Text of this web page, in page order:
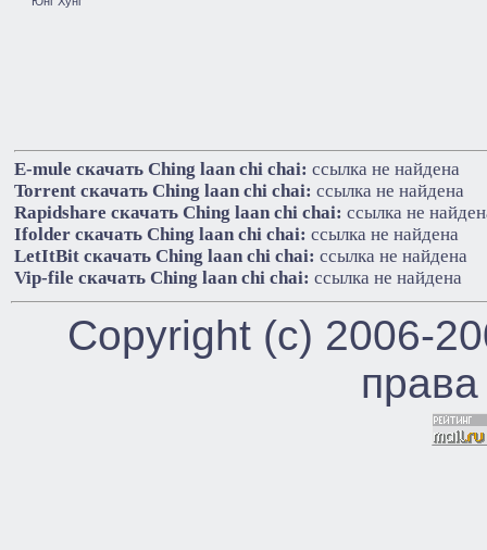
E-mule cкачать Ching laan chi chai: ссылка не найдена
Torrent cкачать Ching laan chi chai: ссылка не найдена
Rapidshare cкачать Ching laan chi chai: ссылка не
Ifolder cкачать Ching laan chi chai: ссылка не найдена
LetItBit cкачать Ching laan chi chai: ссылка не найдена
Vip-file cкачать Ching laan chi chai: ссылка не найдена
Copyright (c) 2006-